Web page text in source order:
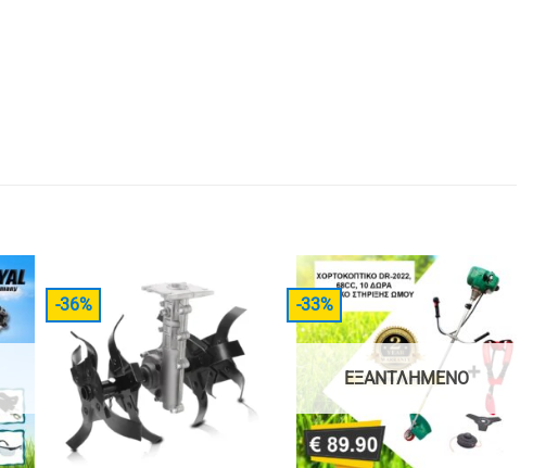
-36% -33%
ΕΞΑΝΤΛΗΜΈΝΟ